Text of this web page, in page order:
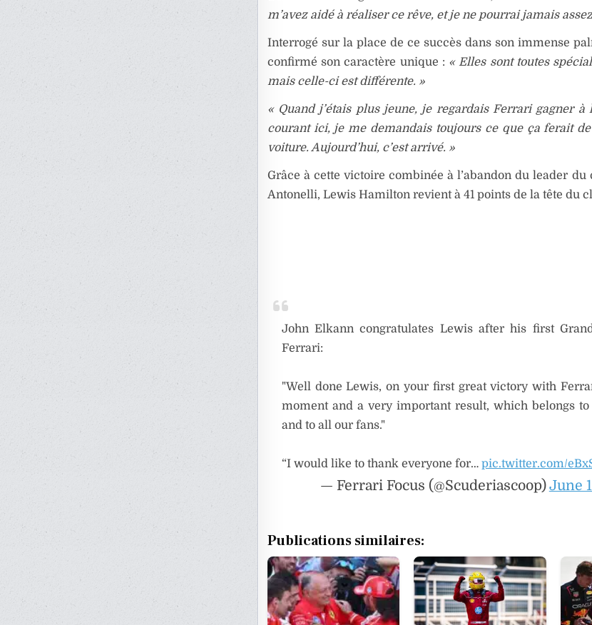
m’avez aidé à réaliser ce rêve, et je ne pourrai jamais
Interrogé sur la place de ce succès dans son immense
confirmé son caractère unique : « Elles sont toutes
mais celle-ci est différente. »
« Quand j’étais plus jeune, je regardais Ferrari gagner à
courant ici, je me demandais toujours ce que ça ferait
voiture. Aujourd’hui, c’est arrivé. »
Grâce à cette victoire combinée à l’abandon du leader
Antonelli, Lewis Hamilton revient à 41 points de la tête du
John Elkann congratulates Lewis after his first
Ferrari:
"Well done Lewis, on your first great victory with
moment and a very important result, which belongs
and to all our fans."
“I would like to thank everyone for… pic.twitter.com/
— Ferrari Focus (@Scuderiascoop)June
Publications similaires: